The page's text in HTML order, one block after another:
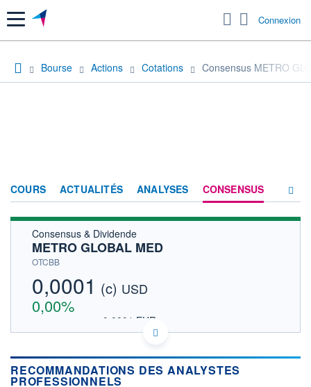
Menu Connexion
Bourse Actions Cotations Consensus METRO
COURS ACTUALITÉS ANALYSES CONSENSUS
Consensus & Dividende
METRO GLOBAL MED
OTCBB
0,0001 (c) USD
0,00%
0,0001 EUR
DONNÉES TEMPS DIFFÉRÉ
Politique d'exécution
Cotation sur les autres places
RECOMMANDATIONS DES ANALYSTES
PROFESSIONNELS